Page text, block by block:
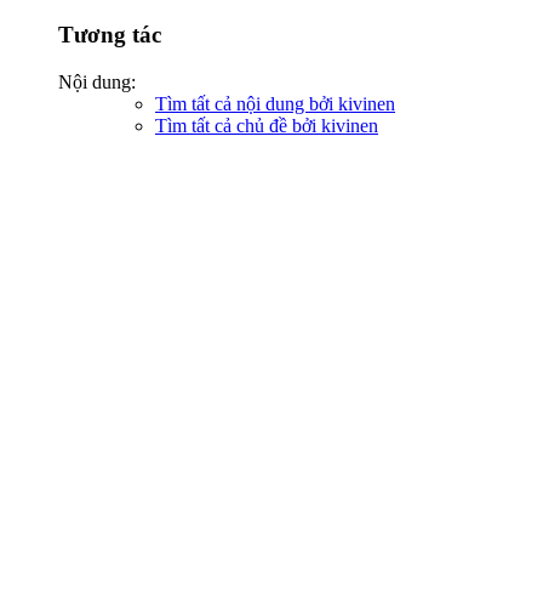
Tương tác
Nội dung:
Tìm tất cả nội dung bởi kivinen
Tìm tất cả chủ đề bởi kivinen